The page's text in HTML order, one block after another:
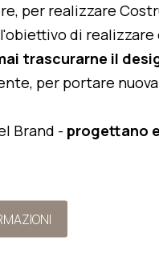
per realizzare
di
trascurarne il
per portare
Brand - progettano